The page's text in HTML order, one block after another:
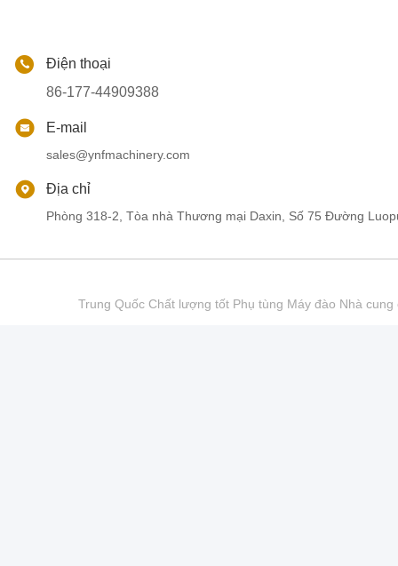
Điện thoại
86-177-44909388
E-mail
sales@ynfmachinery.com
Địa chỉ
Phòng 318-2, Tòa nhà Thương mại Daxin, Số 75 Đường
Trung Quốc Chất lượng tốt Phụ tùng Máy đào Nhà